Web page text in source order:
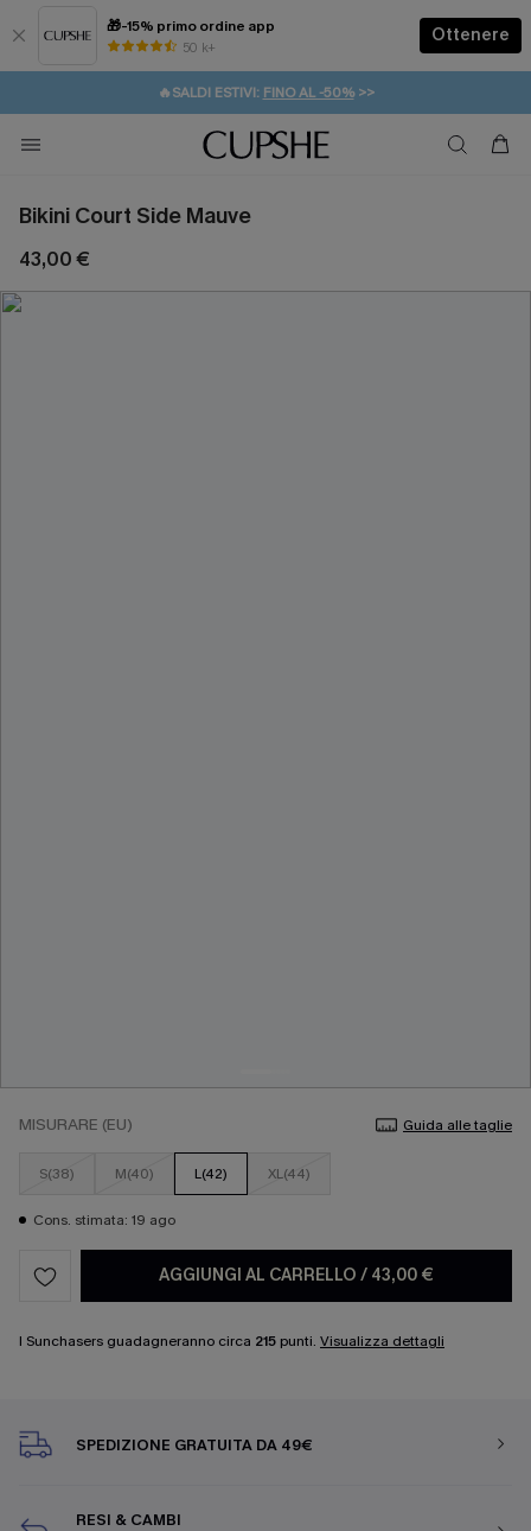
🎁-15% primo ordine app
50 k+
Ottenere
⚡️-15% SUGLI ESSENZIALI DA VACANZA | ACQUISTA
🔥SALDI ESTIVI: FINO AL -50%>>
🚚SPEDIZIONE GRATUITA DA 49€
💌REGALO PER I NUOVI: 20% DI SCONTO*
Bikini Court Side Mauve
43,00 €
MISURARE (EU) Guida alle taglie
S(38) M(40) L(42) XL(44)
Cons. stimata: 19 ago
AGGIUNGI AL CARRELLO / 43,00 €
I Sunchasers guadagneranno circa 215 punti. Visualizza dettagli
SPEDIZIONE GRATUITA DA 49€
RESI & CAMBI